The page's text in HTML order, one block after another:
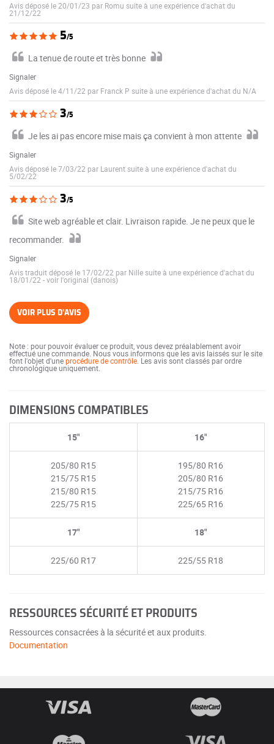
Avis déposé le 20/01/23 par Romu suite à une expérience d'achat du
21/12/22
5/5
La tenue de route et très bonne
Signaler
Avis déposé le 4/11/22 par Franck P suite à une expérience d'achat du N/A
3/5
Je les ai pas encore mise mais ça convient à mon attente
Signaler
Avis déposé le 7/03/22 par Laurent suite à une expérience d'achat du
5/02/22
3/5
Site web agréable et clair. Livraison rapide. Je ne peux que le
recommander.
Signaler
Avis traduit déposé le 17/02/22 par Nille suite à une expérience d'achat du
18/01/22 -voir l'original (danois)
VOIR PLUS D'AVIS
Note : pour pouvoir évaluer ce produit, vous devez préalablement avoir
effectué une commande. Nous vous informons que les avis laissés sur le site
font l'objet d'uneprocédure de contrôle . Les avis sont classés par ordre
chronologique uniquement.
DIMENSIONS COMPATIBLES
15"
205/80 R15
215/75 R15
215/80 R15
225/75 R15
16"
195/80 R16
205/80 R16
215/75 R16
225/65 R16
17"
225/60 R17
18"
225/55 R18
RESSOURCES SÉCURITÉ ET PRODUITS
Ressources consacrées à la sécurité et aux produits.
Documentation